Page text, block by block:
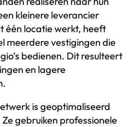
kleinere leverancier
één locatie werkt, heeft
meerdere vestigingen die
bedienen. Dit resulteert
en lagere
is geoptimaliseerd
gebruiken professionele